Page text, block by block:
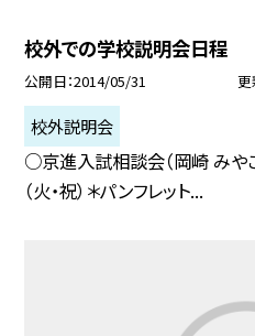
校外での学校説明会日程
公開日 2014/05/31 更
校外説明会
○京進入試相談会（岡崎 みや
（火・祝）＊パンフレット...